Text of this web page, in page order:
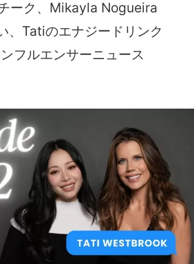
ーク、Mikayla Nogueira
、Tatiのエナジードリンク
フルエンサーニュース